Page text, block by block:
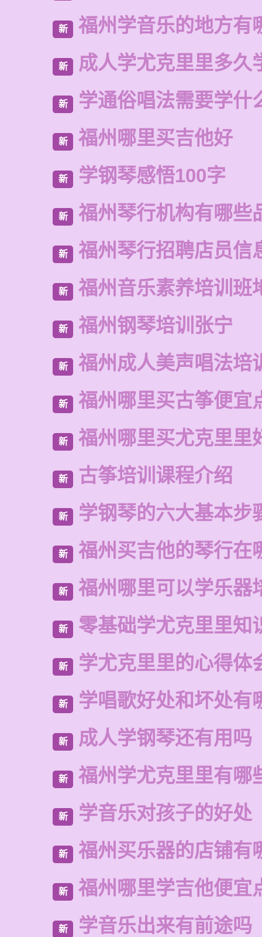
新 福州学音乐的地方有
新 成人学尤克里里多久
新 学通俗唱法需要学什
新 福州哪里买吉他好
新 学钢琴感悟100字
新 福州琴行机构有哪些
新 福州琴行招聘店员信
新 福州音乐素养培训班
新 福州钢琴培训张宁
新 福州成人美声唱法培
新 福州哪里买古筝便宜
新 福州哪里买尤克里里
新 古筝培训课程介绍
新 学钢琴的六大基本步
新 福州买吉他的琴行在
新 福州哪里可以学乐器
新 零基础学尤克里里知
新 学尤克里里的心得体
新 学唱歌好处和坏处有
新 成人学钢琴还有用吗
新 福州学尤克里里有哪
新 学音乐对孩子的好处
新 福州买乐器的店铺有
新 福州哪里学吉他便宜
新 学音乐出来有前途吗